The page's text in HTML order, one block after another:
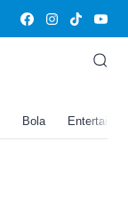
Bola